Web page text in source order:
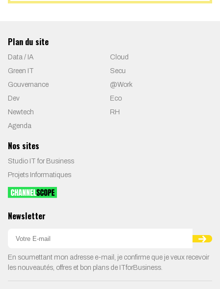
Plan du site
Data / IA
Cloud
Green IT
Secu
Gouvernance
@Work
Dev
Eco
Newtech
RH
Agenda
Nos sites
Studio IT for Business
Projets Informatiques
Newsletter
En soumettant mon adresse e-mail, je confirme que je veux recevoir
les nouveautés, offres et bon plans de ITforBusiness.